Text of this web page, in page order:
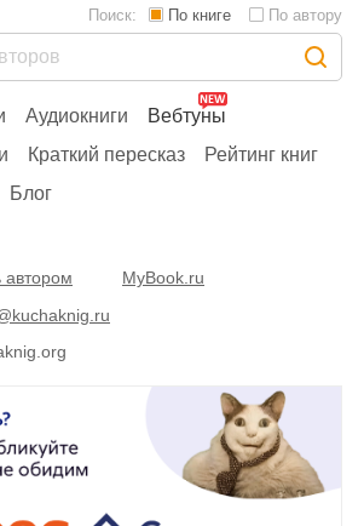
Аудиокниги
Вебтуны
Краткий пересказ
Рейтинг книг
Блог
Поиск: По книге По автору
автором
MyBook.ru